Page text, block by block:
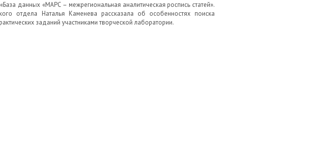
данных «МАРС – межрегиональная аналитическая роспись статей».
отдела Наталья Каменева рассказала об особенностях поиска
заданий участниками творческой лаборатории.